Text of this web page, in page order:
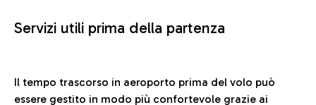
Servizi utili prima della partenza
Il tempo trascorso in aeroporto prima del volo può
essere gestito in modo più confortevole grazie ai